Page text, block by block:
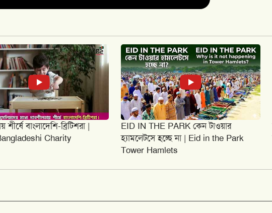
শীর্ষে বাংলাদেশি-ব্রিটিশরা |
Charity
EID IN THE PARK কেন টাওয়ার
হ্যামলেটসে হচ্ছে না | Eid in the Park
Tower Hamlets